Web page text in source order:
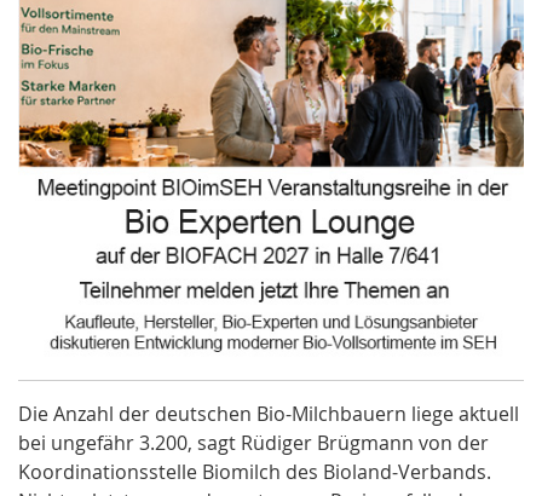
Die Anzahl der deutschen Bio-Milchbauern liege aktuell
bei ungefähr 3.200, sagt Rüdiger Brügmann von der
Koordinationsstelle Biomilch des Bioland-Verbands.